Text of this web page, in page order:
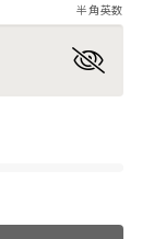
半角英数